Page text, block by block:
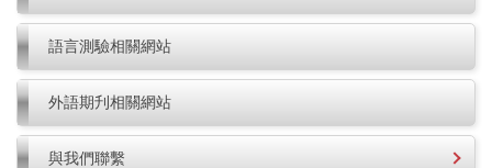
語言測驗相關網站
外語期刋相關網站
與我們聯繫